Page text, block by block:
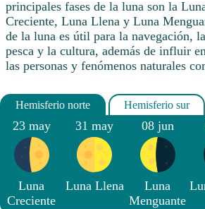
principales fases de la luna son la
Creciente, Luna Llena y Luna
de la luna es útil para la navegación,
pesca y la cultura, además de influir
las personas y fenómenos naturales
23 may
Luna
Creciente
31 may
Luna Llena
08 jun
Luna
Menguante